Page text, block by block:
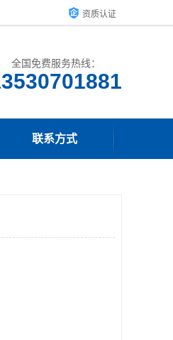
资质认证
全国免费服务热线：
联系方式